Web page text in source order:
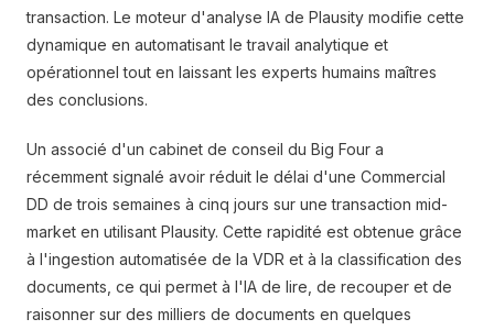
transaction. Le moteur d'analyse IA de Plausity modifie cette
dynamique en automatisant le travail analytique et
opérationnel tout en laissant les experts humains maîtres
des conclusions.
Un associé d'un cabinet de conseil du Big Four a
récemment signalé avoir réduit le délai d'une Commercial
DD de trois semaines à cinq jours sur une transaction mid-
market en utilisant Plausity. Cette rapidité est obtenue grâce
à l'ingestion automatisée de la VDR et à la classification des
documents, ce qui permet à l'IA de lire, de recouper et de
raisonner sur des milliers de documents en quelques